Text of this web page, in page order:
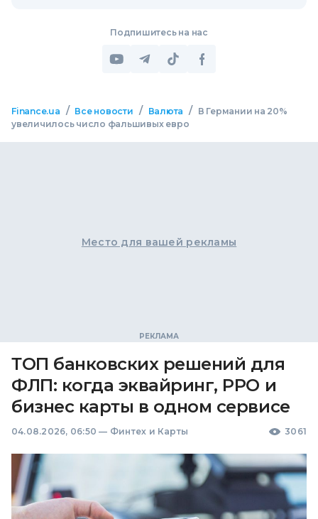
Подпишитесь на нас
Finance.ua / Все новости / Валюта /
В Германии на 20%
увеличилось число фальшивых евро
Место для вашей рекламы
ТОП банковских решений для
ФЛП: когда эквайринг, РРО и
бизнес карты в одном сервисе
04.08.2026, 06:50 — Финтех и Карты 3061